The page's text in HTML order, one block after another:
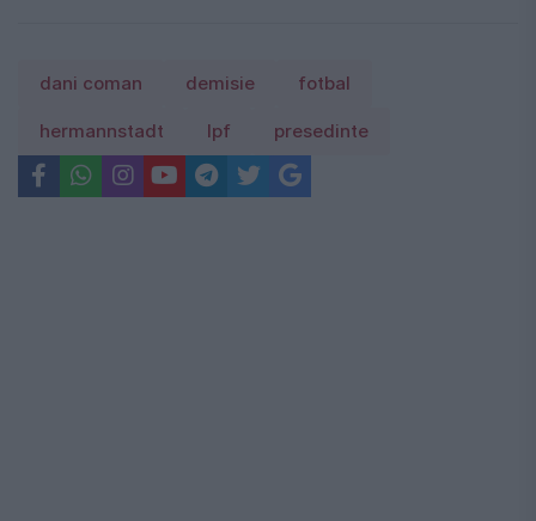
dani coman demisie fotbal
hermannstadt lpf presedinte